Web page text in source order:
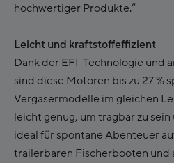
hochwertiger Produkte.“
Leicht und kraftstoffeffizient
Dank der EFI-Technologie und
sind diese Motoren bis zu 27 %
Vergasermodelle im gleichen
leicht genug, um tragbar zu
ideal für spontane Abenteuer
trailerbaren Fischerbooten und